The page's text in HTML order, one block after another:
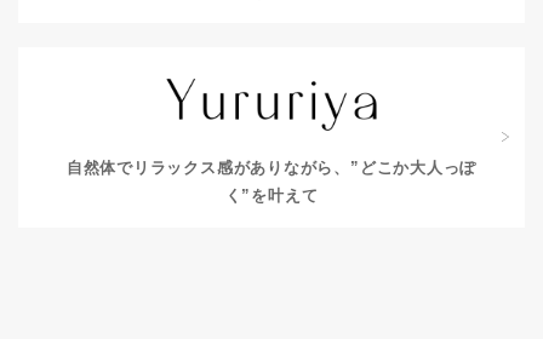
自然体でリラックス感がありながら、 ”どこか大人っぽ
く”を叶えて